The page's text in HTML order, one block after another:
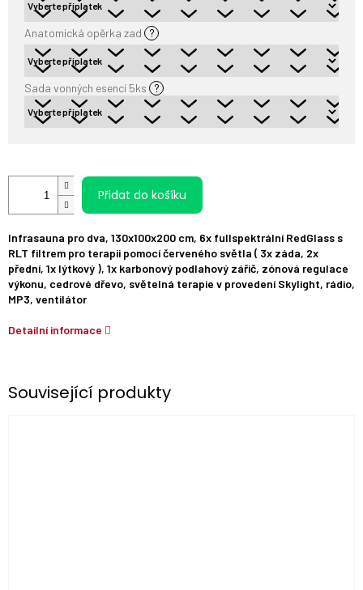
Anatomická opěrka zad ?
Sada vonných esencí 5ks ?
Přidat do košíku
Infrasauna pro dva, 130x100x200 cm, 6x fullspektrální RedGlass s
RLT filtrem pro terapii pomocí červeného světla ( 3x záda, 2x
přední, 1x lýtkový ), 1x karbonový podlahový zářič, zónová regulace
výkonu, cedrové dřevo, světelná terapie v provedení Skylight, rádio,
MP3, ventilátor
Detailní informace
Související produkty